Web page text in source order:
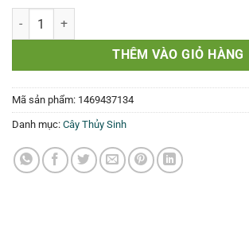
HUYẾT ĐỎ - ĐẠI HỒNG HUYẾT - LÁ ỚT-
THÊM VÀO GIỎ HÀNG
Mã sản phẩm: 1469437134
Danh mục: Cây Thủy Sinh